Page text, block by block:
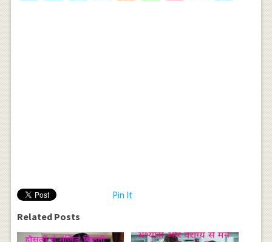
Pin It
Related Posts